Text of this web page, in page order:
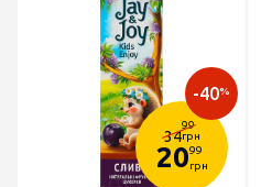
34
99
грн
2099
грн
-40%